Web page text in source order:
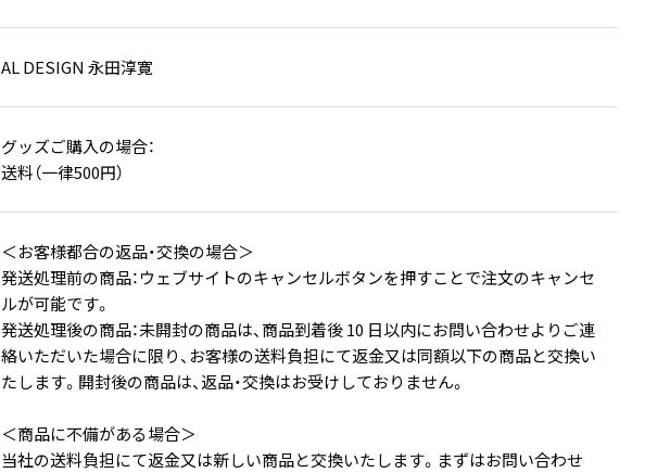
AL DESIGN 永田淳寛
グッズご購入の場合：
送料（一律500円）
＜お客様都合の返品・交換の場合＞
発送処理前の商品：ウェブサイトのキャンセルボタンを押すことで注文のキャンセ
ルが可能です。
発送処理後の商品：未開封の商品は、商品到着後 10 日以内にお問い合わせよりご連
絡いただいた場合に限り、お客様の送料負担にて返金又は同額以下の商品と交換い
たします。開封後の商品は、返品・交換はお受けしておりません。
＜商品に不備がある場合＞
当社の送料負担にて返金又は新しい商品と交換いたします。まずはお問い合わせ